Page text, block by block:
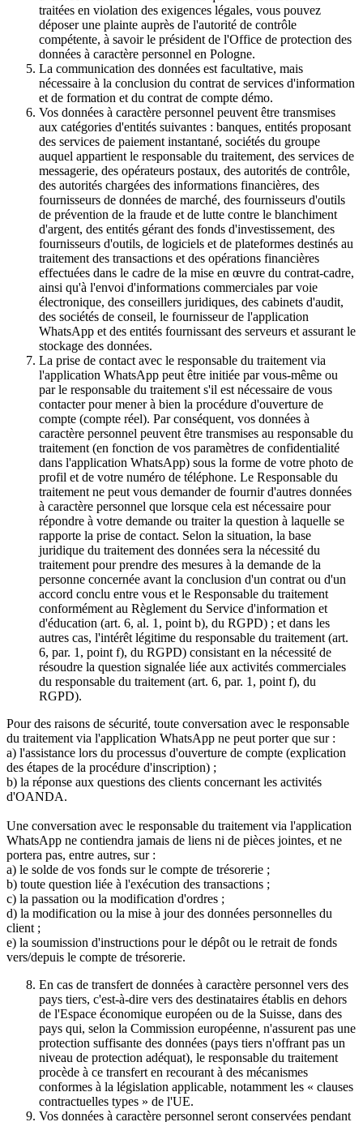
traitées en violation des exigences légales, vous pouvez
déposer une plainte auprès de l'autorité de contrôle
compétente, à savoir le président de l'Office de protection des
données à caractère personnel en Pologne.
La communication des données est facultative, mais
nécessaire à la conclusion du contrat de services d'information
et de formation et du contrat de compte démo.
Vos données à caractère personnel peuvent être transmises
aux catégories d'entités suivantes : banques, entités proposant
des services de paiement instantané, sociétés du groupe
auquel appartient le responsable du traitement, des services de
messagerie, des opérateurs postaux, des autorités de contrôle,
des autorités chargées des informations financières, des
fournisseurs de données de marché, des fournisseurs d'outils
de prévention de la fraude et de lutte contre le blanchiment
d'argent, des entités gérant des fonds d'investissement, des
fournisseurs d'outils, de logiciels et de plateformes destinés au
traitement des transactions et des opérations financières
effectuées dans le cadre de la mise en œuvre du contrat-cadre,
ainsi qu'à l'envoi d'informations commerciales par voie
électronique, des conseillers juridiques, des cabinets d'audit,
des sociétés de conseil, le fournisseur de l'application
WhatsApp et des entités fournissant des serveurs et assurant le
stockage des données.
La prise de contact avec le responsable du traitement via
l'application WhatsApp peut être initiée par vous-même ou
par le responsable du traitement s'il est nécessaire de vous
contacter pour mener à bien la procédure d'ouverture de
compte (compte réel). Par conséquent, vos données à
caractère personnel peuvent être transmises au responsable du
traitement (en fonction de vos paramètres de confidentialité
dans l'application WhatsApp) sous la forme de votre photo de
profil et de votre numéro de téléphone. Le Responsable du
traitement ne peut vous demander de fournir d'autres données
à caractère personnel que lorsque cela est nécessaire pour
répondre à votre demande ou traiter la question à laquelle se
rapporte la prise de contact. Selon la situation, la base
juridique du traitement des données sera la nécessité du
traitement pour prendre des mesures à la demande de la
personne concernée avant la conclusion d'un contrat ou d'un
accord conclu entre vous et le Responsable du traitement
conformément au Règlement du Service d'information et
d'éducation (art. 6, al. 1, point b), du RGPD) ; et dans les
autres cas, l'intérêt légitime du responsable du traitement (art.
6, par. 1, point f), du RGPD) consistant en la nécessité de
résoudre la question signalée liée aux activités commerciales
du responsable du traitement (art. 6, par. 1, point f), du
RGPD).
Pour des raisons de sécurité, toute conversation avec le responsable
du traitement via l'application WhatsApp ne peut porter que sur :
a) l'assistance lors du processus d'ouverture de compte (explication
des étapes de la procédure d'inscription) ;
b) la réponse aux questions des clients concernant les activités
d'OANDA.
Une conversation avec le responsable du traitement via l'application
WhatsApp ne contiendra jamais de liens ni de pièces jointes, et ne
portera pas, entre autres, sur :
a) le solde de vos fonds sur le compte de trésorerie ;
b) toute question liée à l'exécution des transactions ;
c) la passation ou la modification d'ordres ;
d) la modification ou la mise à jour des données personnelles du
client ;
e) la soumission d'instructions pour le dépôt ou le retrait de fonds
vers/depuis le compte de trésorerie.
En cas de transfert de données à caractère personnel vers des
pays tiers, c'est-à-dire vers des destinataires établis en dehors
de l'Espace économique européen ou de la Suisse, dans des
pays qui, selon la Commission européenne, n'assurent pas une
protection suffisante des données (pays tiers n'offrant pas un
niveau de protection adéquat), le responsable du traitement
procède à ce transfert en recourant à des mécanismes
conformes à la législation applicable, notamment les « clauses
contractuelles types » de l'UE.
Vos données à caractère personnel seront conservées pendant